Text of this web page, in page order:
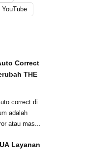
YouTube
Correct
THE
correct di
adalah
atau mas...
Layanan